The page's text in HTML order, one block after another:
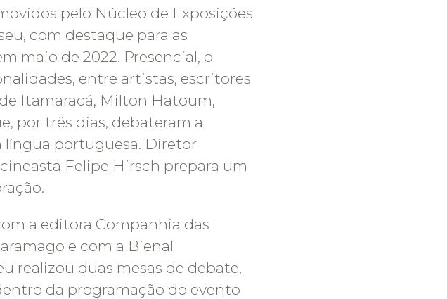
pelo Núcleo de Exposições
com destaque para as
maio de 2022. Presencial, o
entre artistas, escritores
Itamaracá, Milton Hatoum,
por três dias, debateram a
língua portuguesa. Diretor
Felipe Hirsch prepara um
a editora Companhia das
e com a Bienal
realizou duas mesas de debate,
da programação do evento